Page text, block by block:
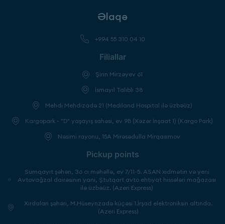
Əlaqə
+994 55 310 04 10
Filiallar
Şirin Mirzəyev 61
İsmayıl Talıblı 38
Mehdi Mehdizadə 21 (Mediland Hospital ilə üzbəüz)
Kargopark - "D" yaşayış sahəsi, ev 9B (Xəzər İnşaat 1) (Kargo Park)
Nəsimi rayonu, 15A Mirəsədulla Mirqasımov
Pickup points
Sumqayıt şəhəri, 36 cı məhəllə, ev 7/11-5. ASAN xidmətin və yeni
Avtovağzal dairəsinin yanı, Ştutqart avto ehtiyat hissələri mağazası
ilə üzbəüz. (Azeri Express)
Xırdalan şəhəri, M.Hüseynzadə küçəsi 1.İrşad elektroniksin altında.
(Azeri Express)